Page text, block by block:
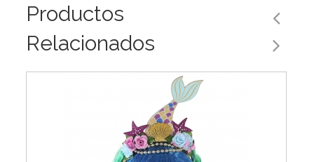
Productos
Relacionados